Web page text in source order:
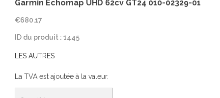
Garmin Echomap UHD 62cv GT24 010-02329-01
€680.17
ID du produit : 1445
LES AUTRES
La TVA est ajoutée à la valeur.